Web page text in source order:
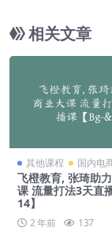
相关文章
其他课程 国内电
飞橙教育, 张琦助
课 流量打法3天直
14】
2 年前 137